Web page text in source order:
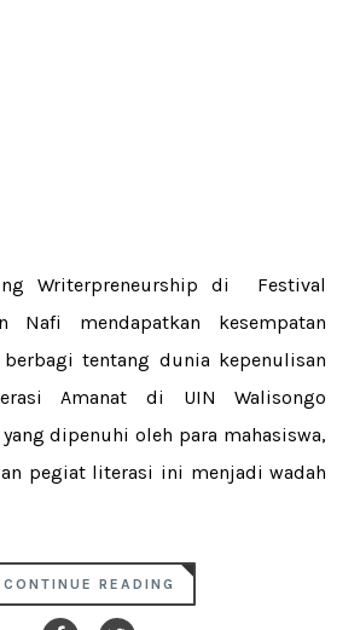
Writerpreneurship di Festival
Nafi mendapatkan kesempatan
tentang dunia kepenulisan
Amanat di UIN Walisongo
yang dipenuhi oleh para mahasiswa,
pegiat literasi ini menjadi wadah
CONTINUE READING